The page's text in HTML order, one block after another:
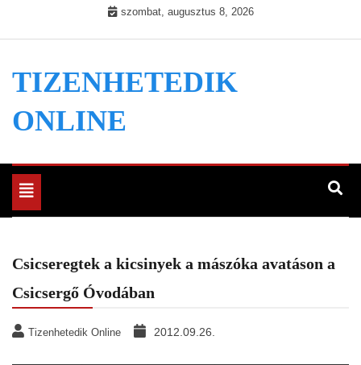
szombat, augusztus 8, 2026
TIZENHETEDIK
ONLINE
Toggle
navigation
Csicseregtek a kicsinyek a mászóka avatáson a
Csicsergő Óvodában
Tizenhetedik Online 2012.09.26.